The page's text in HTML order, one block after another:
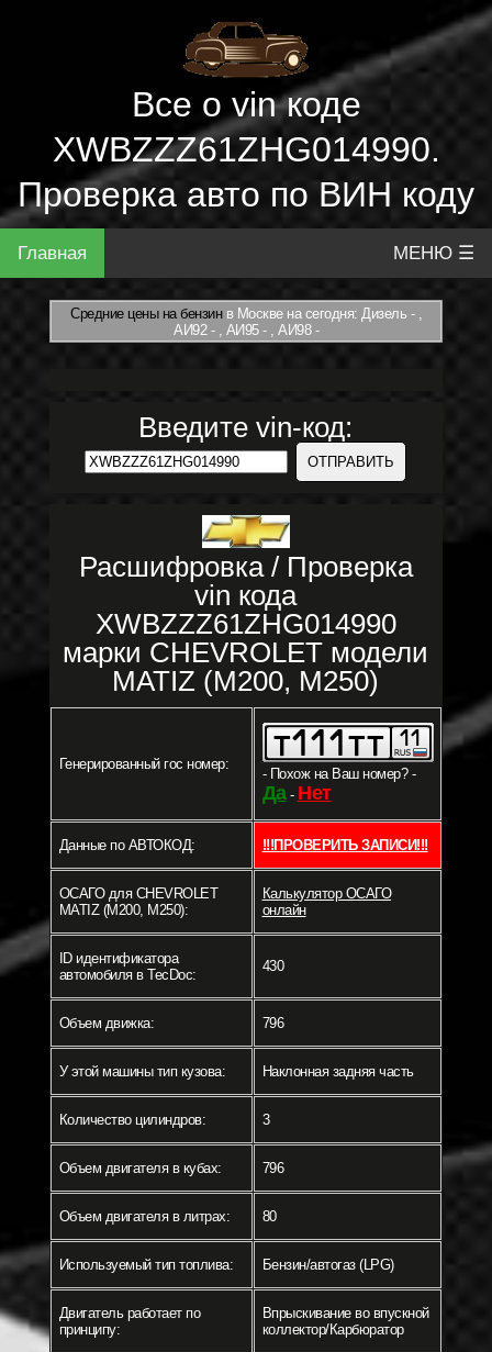
Все о vin коде
XWBZZZ61ZHG014990.
Проверка авто по ВИН коду
Главная МЕНЮ ☰
Средние цены на бензинв Москве на сегодня: Дизель - ,
АИ92 - , АИ95 - , АИ98 -
Введите vin-код:
Расшифровка / Проверка
vin кода
XWBZZZ61ZHG014990
марки CHEVROLET модели
MATIZ (M200, M250)
Генерированный гос номер:
- Похож на Ваш номер? -
Да- Нет
Данные по АВТОКОД: !!!ПРОВЕРИТЬ ЗАПИСИ!!!
ОСАГО для CHEVROLET
MATIZ (M200, M250):
Калькулятор ОСАГО
онлайн
ID идентификатора
автомобиля в TecDoc:
430
Объем движка: 796
У этой машины тип кузова: Наклонная задняя часть
Количество цилиндров: 3
Объем двигателя в кубах: 796
Объем двигателя в литрах: 80
Используемый тип топлива: Бензин/автогаз (LPG)
Двигатель работает по
принципу:
Впрыскивание во впускной
коллектор/Карбюратор